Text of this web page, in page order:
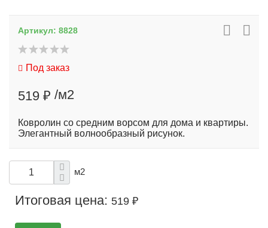
Артикул: 8828
Под заказ
519 ₽ /м2
Ковролин со средним ворсом для дома и квартиры.
Элегантный волнообразный рисунок.
м2
Итоговая цена: 519 ₽